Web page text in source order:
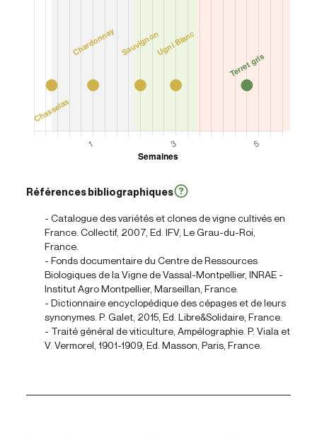
Références bibliographiques
- Catalogue des variétés et clones de vigne cultivés en
France. Collectif, 2007, Ed. IFV, Le Grau-du-Roi,
France.
- Fonds documentaire du Centre de Ressources
Biologiques de la Vigne de Vassal-Montpellier, INRAE -
Institut Agro Montpellier, Marseillan, France.
- Dictionnaire encyclopédique des cépages et de leurs
synonymes. P. Galet, 2015, Ed. Libre&Solidaire, France.
- Traité général de viticulture, Ampélographie. P. Viala et
V. Vermorel, 1901-1909, Ed. Masson, Paris, France.